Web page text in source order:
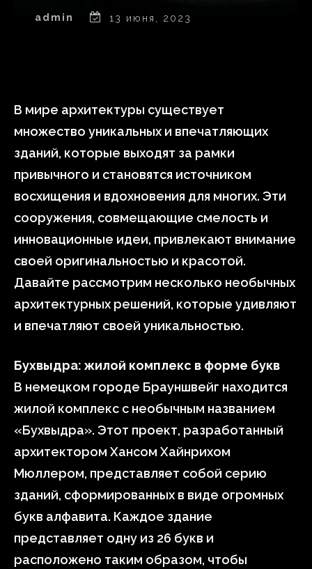
admin 13 июня, 2023
В мире архитектуры существует
множество уникальных и впечатляющих
зданий, которые выходят за рамки
привычного и становятся источником
восхищения и вдохновения для многих. Эти
сооружения, совмещающие смелость и
инновационные идеи, привлекают внимание
своей оригинальностью и красотой.
Давайте рассмотрим несколько необычных
архитектурных решений, которые удивляют
и впечатляют своей уникальностью.
Бухвыдра: жилой комплекс в форме букв
В немецком городе Брауншвейг находится
жилой комплекс с необычным названием
«Бухвыдра». Этот проект, разработанный
архитектором Хансом Хайнрихом
Мюллером, представляет собой серию
зданий, сформированных в виде огромных
букв алфавита. Каждое здание
представляет одну из 26 букв и
расположено таким образом, чтобы